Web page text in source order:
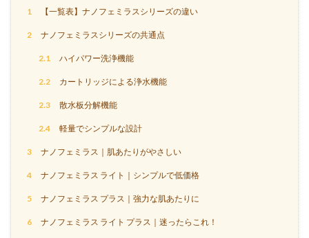
1 【一覧表】ナノフェミラスシリーズの違い
2 ナノフェミラスシリーズの共通点
2.1 ハイパワー洗浄機能
2.2 カートリッジによる浄水機能
2.3 散水板分解機能
2.4 軽量でシンプルな設計
3 ナノフェミラス｜肌あたりがやさしい
4 ナノフェミラス ライト｜シンプルで低価格
5 ナノフェミラス プラス｜強力な肌あたりに
6 ナノフェミラス ライト プラス｜迷ったらこれ！